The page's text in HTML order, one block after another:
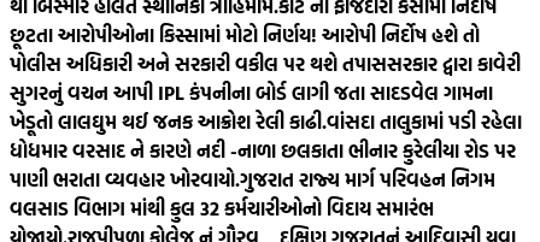
થી બિસ્માર હાલત સ્થાનિકો ત્રાહિમામ.કોર્ટ ના ફોજદારી કેસોમાં નિર્દોષ
છૂટતા આરોપીઓના કિસ્સામાં મોટો નિર્ણય! આરોપી નિર્દોષ હશે તો
પોલીસ અધિકારી અને સરકારી વકીલ પર થશે તપાસસરકાર દ્વારા કાવેરી
સુગરનું વચન આપી IPL કંપનીના બોર્ડ લાગી જતા સાદડવેલ ગામના
ખેડૂતો લાલઘુમ થઈ જનક આક્રોશ રેલી કાઢી.વાંસદા તાલુકામાં પડી રહેલા
ધોધમાર વરસાદ ને કારણે નદી -નાળા છલકાતા ભીનાર કુરેલીયા રોડ પર
પાણી ભરાતા વ્યવહાર ખોરવાયો.ગુજરાત રાજ્ય માર્ગ પરિવહન નિગમ
વલસાડ વિભાગ માંથી કુલ 32 કર્મચારીઓનો વિદાય સમારંભ